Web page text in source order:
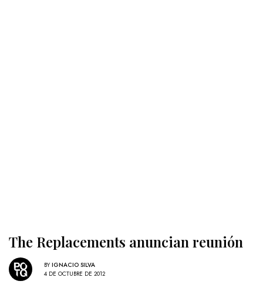
The Replacements anuncian reunión
BY IGNACIO SILVA
4 DE OCTUBRE DE 2012